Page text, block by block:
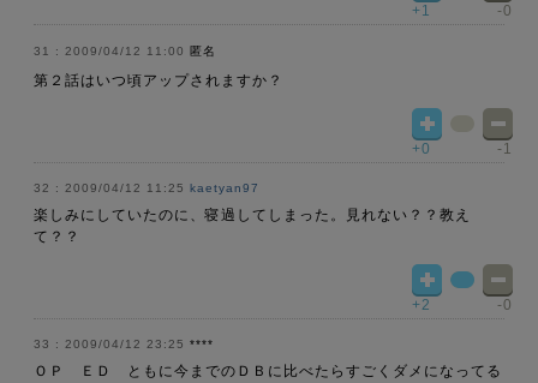
+1 -0
2009/04/12 11:00 匿名
第２話はいつ頃アップされますか？
+0 -1
2009/04/12 11:25 kaetyan97
楽しみにしていたのに、寝過してしまった。見れない？？教え
て？？
+2 -0
2009/04/12 23:25 ****
ＯＰ ＥＤ ともに今までのＤＢに比べたらすごくダメになってる